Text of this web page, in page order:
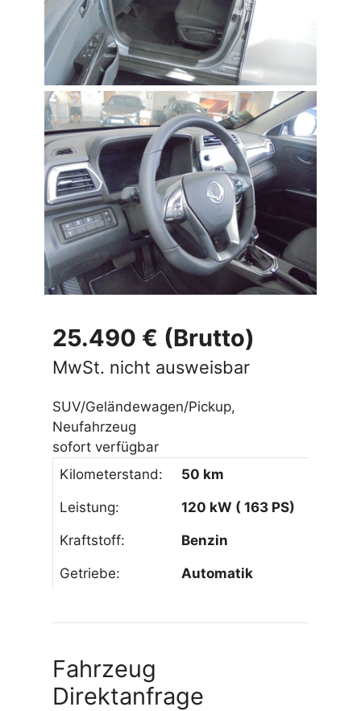
25.490 € (Brutto)
MwSt. nicht ausweisbar
SUV/Geländewagen/Pickup,
Neufahrzeug
sofort verfügbar
Kilometerstand:
50 km
Leistung: 120 kW ( 163 PS)
Kraftstoff: Benzin
Getriebe: Automatik
Fahrzeug
Direktanfrage